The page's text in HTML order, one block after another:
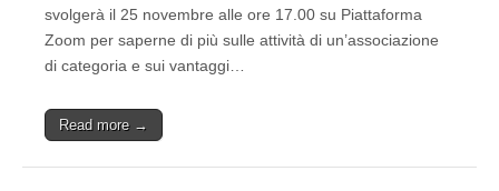
svolgerà il 25 novembre alle ore 17.00 su Piattaforma
Zoom per saperne di più sulle attività di un’associazione
di categoria e sui vantaggi…
Read more →